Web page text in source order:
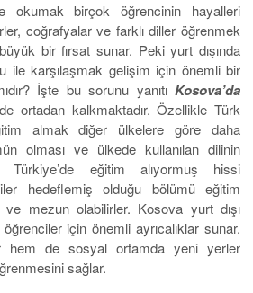
okumak birçok öğrencinin hayalleri
coğrafyalar ve farklı diller öğrenmek
bir fırsat sunar. Peki yurt dışında
ile karşılaşmak gelişim için önemli bir
İşte bu sorunu yanıtı Kosova’da
ortadan kalkmaktadır. Özellikle Türk
almak diğer ülkelere göre daha
olması ve ülkede kullanılan dilinin
Türkiye’de eğitim alıyormuş hissi
hedeflemiş olduğu bölümü eğitim
mezun olabilirler. Kosova yurt dışı
için önemli ayrıcalıklar sunar.
hem de sosyal ortamda yeni yerler
sağlar.